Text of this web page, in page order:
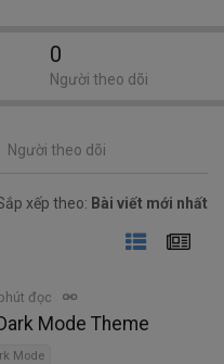
Người theo dõi
xếp theo: Bài viết mới nhất
đọc
Mode Theme
Mode
0
Người theo dõi